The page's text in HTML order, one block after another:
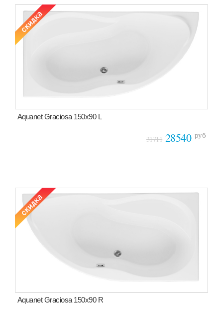
Aquanet Graciosa 150x90 L
31711 28540 руб
Aquanet Graciosa 150x90 R